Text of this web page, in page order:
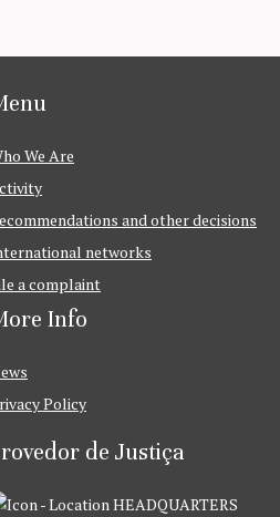
We Are
and other decisions
networks
a complaint
Info
Policy
de Justiça
HEADQUARTERS